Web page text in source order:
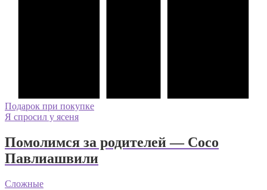
Подарок при покупке
Я спросил у ясеня
Помолимся за родителей — Сосо
Павлиашвили
Сложные